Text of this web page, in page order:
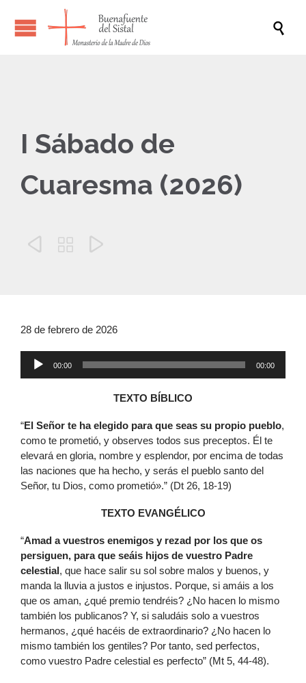

I Sábado de
Cuaresma (2026)
  
28 de febrero de 2026
00:00 00:00
TEXTO BÍBLICO
“El Señor te ha elegido para que seas su propio pueblo,
como te prometió, y observes todos sus preceptos. Él te
elevará en gloria, nombre y esplendor, por encima de todas
las naciones que ha hecho, y serás el pueblo santo del
Señor, tu Dios, como prometió».” (Dt 26, 18-19)
TEXTO EVANGÉLICO
“Amad a vuestros enemigos y rezad por los que os
persiguen, para que seáis hijos de vuestro Padre
celestial, que hace salir su sol sobre malos y buenos, y
manda la lluvia a justos e injustos. Porque, si amáis a los
que os aman, ¿qué premio tendréis? ¿No hacen lo mismo
también los publicanos? Y, si saludáis solo a vuestros
hermanos, ¿qué hacéis de extraordinario? ¿No hacen lo
mismo también los gentiles? Por tanto, sed perfectos,
como vuestro Padre celestial es perfecto” (Mt 5, 44-48).